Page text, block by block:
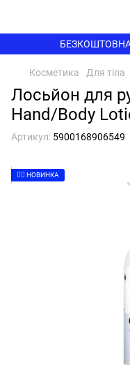
БЕЗКОШТОВНА
Косметика Для тіла
Лосьйон для
Hand/Body
Артикул: 5900168906549
👉🏻 НОВИНКА